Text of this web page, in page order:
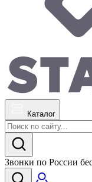
Каталог
Звонки по России